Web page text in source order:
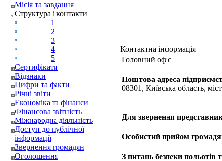
Місія та завдання
Структура і контакти
1
2
3
4
5
Сертифікати
Відзнаки
Цифри та факти
Річні звіти
Економіка та фінанси
Фінансова звітність
Міжнародна діяльність
Доступ до публічної
інформації
Звернення громадян
Оголошення
Контактна інформація
Головний офіс
Поштова адреса
08301, Київська область,
Для звернення
Особистий прийом
З питань безпеки польотів